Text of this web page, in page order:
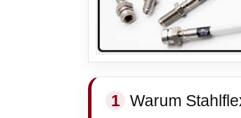
1 Warum